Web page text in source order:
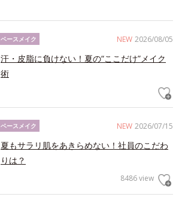
NEW 2026/08/05
ベースメイク
汗・皮脂に負けない！夏の“ここだけ”メイク
術
NEW 2026/07/15
ベースメイク
夏もサラリ肌をあきらめない！社員のこだわ
りは？
8486 view